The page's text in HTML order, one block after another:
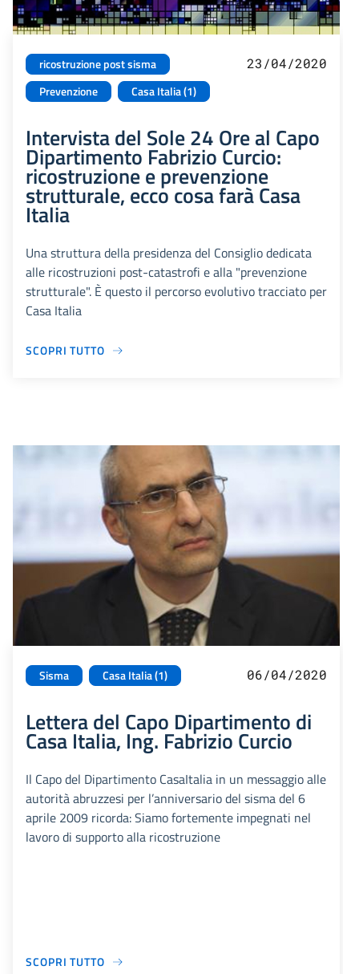
ricostruzione post sisma
Prevenzione
Casa Italia (1)
23/04/2020
Intervista del Sole 24 Ore al Capo
Dipartimento Fabrizio Curcio:
ricostruzione e prevenzione
strutturale, ecco cosa farà Casa
Italia
Una struttura della presidenza del Consiglio dedicata
alle ricostruzioni post-catastrofi e alla "prevenzione
strutturale". È questo il percorso evolutivo tracciato per
Casa Italia
SCOPRI TUTTO
Sisma Casa Italia (1) 06/04/2020
Lettera del Capo Dipartimento di
Casa Italia, Ing. Fabrizio Curcio
Il Capo del Dipartimento CasaItalia in un messaggio alle
autorità abruzzesi per l’anniversario del sisma del 6
aprile 2009 ricorda: Siamo fortemente impegnati nel
lavoro di supporto alla ricostruzione
SCOPRI TUTTO